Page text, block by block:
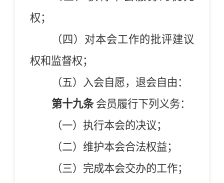
权；
（四）对本会工作的批评建议
权和监督权；
（五）入会自愿，退会自由：
第十九条会员履行下列义务：
（一）执行本会的决议；
（二）维护本会合法权益；
（三）完成本会交办的工作；